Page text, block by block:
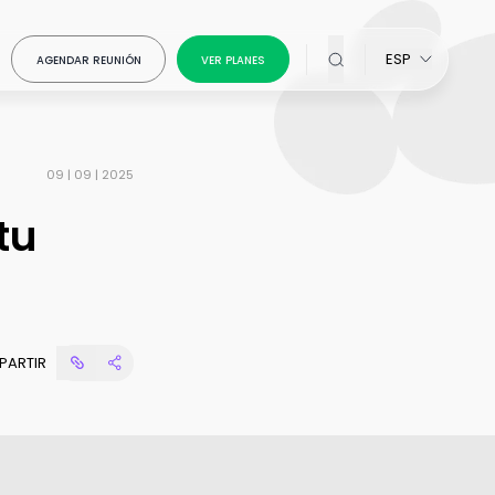
en
AGENDAR REUNIÓN VER PLANES ESP
09 | 09 | 2025